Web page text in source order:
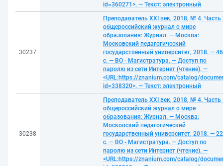
id=360271>. — Текст: электронный
30237
Преподаватель XXI век, 2018, № 4. Часть
общероссийский журнал о мире
образования: Журнал. — Москва:
Московский педагогический
государственный университет, 2018. —
с. — ВО - Магистратура. — Доступ по
паролю из сети Интернет (чтение). —
<URL:https://znanium.com/catalog/
id=338320>. — Текст: электронный
30238
Преподаватель XXI век, 2018, № 4. Часть
общероссийский журнал о мире
образования: Журнал. — Москва:
Московский педагогический
государственный университет, 2018. —
с. — ВО - Магистратура. — Доступ по
паролю из сети Интернет (чтение). —
<URL:https://znanium.com/catalog/